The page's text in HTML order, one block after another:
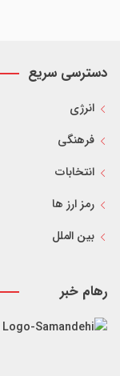
دسترسی سریع
انرژی
فرهنگی
انتخابات
رمز ارز ها
بین الملل
رهام خبر